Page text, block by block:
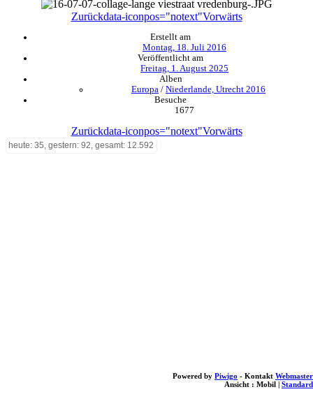
Zurückdata-iconpos="notext"Vorwärts
Erstellt am
Montag, 18. Juli 2016
Veröffentlicht am
Freitag, 1. August 2025
Alben
Europa / Niederlande, Utrecht 2016
Besuche
1677
Zurückdata-iconpos="notext"Vorwärts
heute: 35, gestern: 92, gesamt: 12.592
Powered by Piwigo - Kontakt Webmaster
Ansicht : Mobil | Standard